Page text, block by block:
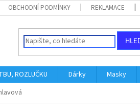
OBCHODNÍ PODMÍNKY REKLAMACE
ROZLUČKU Dárky Masky